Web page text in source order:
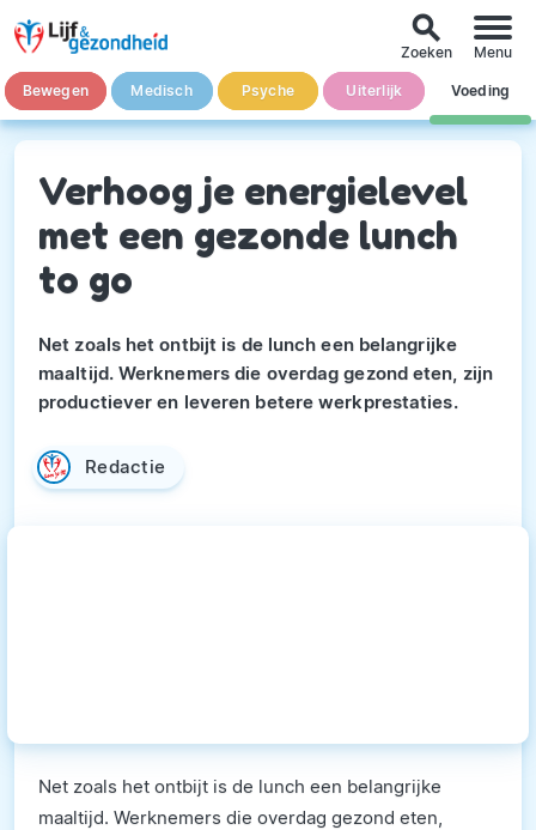
Bewegen Medisch Psyche Uiterlijk Voeding
search
Zoeken Menu
Verhoog je energielevel
met een gezonde lunch
to go
Net zoals het ontbijt is de lunch een belangrijke
maaltijd. Werknemers die overdag gezond eten, zijn
productiever en leveren betere werkprestaties.
Redactie
Net zoals het ontbijt is de lunch een belangrijke
maaltijd. Werknemers die overdag gezond eten,